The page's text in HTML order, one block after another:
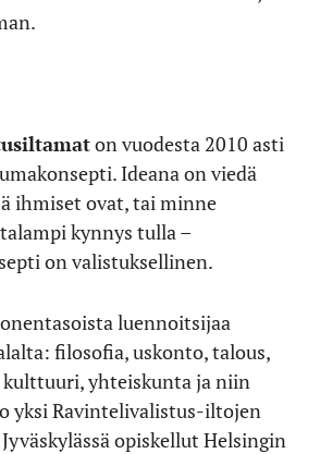
on vuodesta 2010 asti
Ideana on viedä
ihmiset ovat, tai minne
kynnys tulla –
on valistuksellinen.
luennoitsijaa
filosofia, uskonto, talous,
yhteiskunta ja niin
yksi Ravintelivalistus-iltojen
opiskellut Helsingin